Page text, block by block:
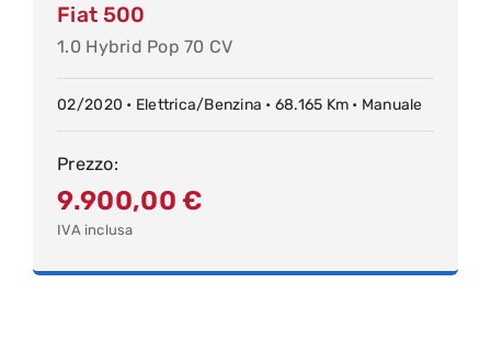
Fiat 500
1.0 Hybrid Pop 70 CV
02/2020 • Elettrica/Benzina • 68.165 Km • Manuale
Prezzo:
9.900,00€
IVA inclusa